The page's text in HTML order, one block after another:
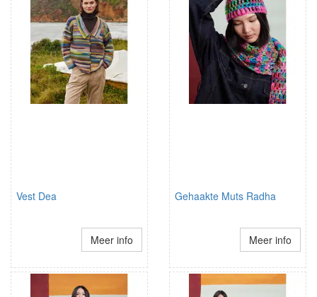
Vest Dea
Meer info
Gehaakte Muts Radha
Meer info